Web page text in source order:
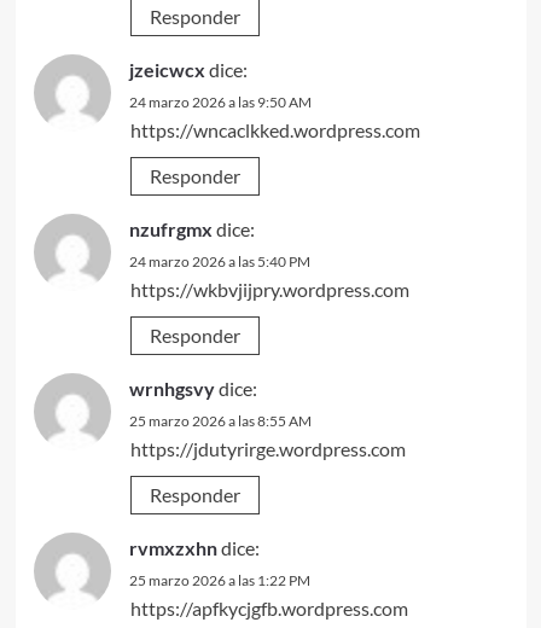
Responder
jzeicwcx dice:
24 marzo 2026 a las 9:50 AM
https://wncaclkked.wordpress.com
Responder
nzufrgmx dice:
24 marzo 2026 a las 5:40 PM
https://wkbvjijpry.wordpress.com
Responder
wrnhgsvydice:
25 marzo 2026 a las 8:55 AM
https://jdutyrirge.wordpress.com
Responder
rvmxzxhndice:
25 marzo 2026 a las 1:22 PM
https://apfkycjgfb.wordpress.com